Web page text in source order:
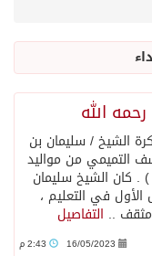
الله
‫#شخصيات_في_الذاكرة‬ الشيخ / سليمان بن
التميمي من مواليد
عام ( ١٣٥٥هـ ) . كان الشيخ سليمان
الأول في التعليم ،
.. التفاصيل
16/05/2023